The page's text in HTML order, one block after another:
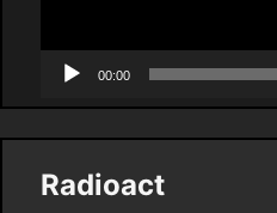
00:00
Radioact